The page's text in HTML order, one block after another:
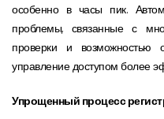
особенно в часы пик.
проблемы, связанные с
проверки и возможностью
управление доступом более
Упрощенный процесс